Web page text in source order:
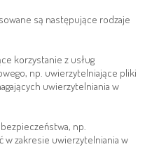
są następujące rodzaje
korzystanie z usług
np. uwierzytelniające pliki
uwierzytelniania w
np.
w zakresie uwierzytelniania w